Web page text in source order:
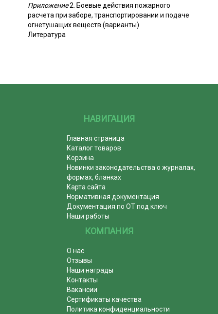
Приложение2. Боевые действия пожарного
расчета при заборе, транспортировании и подаче
огнетушащих веществ (варианты)
Литература
НАВИГАЦИЯ
Главная страница
Каталог товаров
Корзина
Новинки законодательства о журналах,
формах, бланках
Карта сайта
Нормативная документация
Документация по ОТ под ключ
Наши работы
КОМПАНИЯ
О нас
Отзывы
Наши награды
Контакты
Вакансии
Сертификаты качества
Политика конфиденциальности